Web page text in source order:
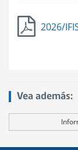
2026/
Vea además: